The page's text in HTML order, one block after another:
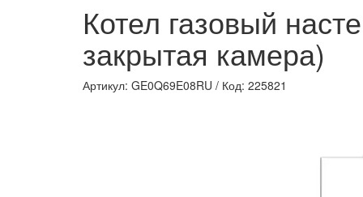
Котел газовый
закрытая камера)
Артикул: GE0Q69E08RU / Код: 225821